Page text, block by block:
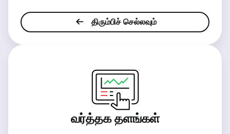
திரும்பிச் செல்லவும்
வர்த்தக தளங்கள்